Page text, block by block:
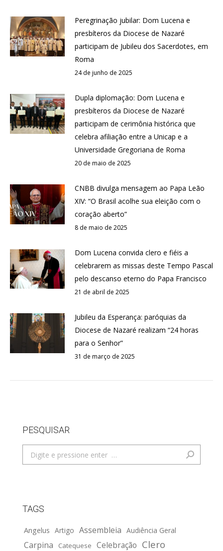
Peregrinação jubilar: Dom Lucena e
presbíteros da Diocese de Nazaré
participam de Jubileu dos Sacerdotes, em
Roma
24 de junho de 2025
Dupla diplomação: Dom Lucena e
presbíteros da Diocese de Nazaré
participam de cerimônia histórica que
celebra afiliação entre a Unicap e a
Universidade Gregoriana de Roma
20 de maio de 2025
CNBB divulga mensagem ao Papa Leão
XIV: “O Brasil acolhe sua eleição com o
coração aberto”
8 de maio de 2025
Dom Lucena convida clero e fiéis a
celebrarem as missas deste Tempo Pascal
pelo descanso eterno do Papa Francisco
21 de abril de 2025
Jubileu da Esperança: paróquias da
Diocese de Nazaré realizam “24 horas
para o Senhor”
31 de março de 2025
PESQUISAR
Search:
TAGS
Angelus Artigo Assembleia Audiência Geral
Carpina Catequese Celebração Clero